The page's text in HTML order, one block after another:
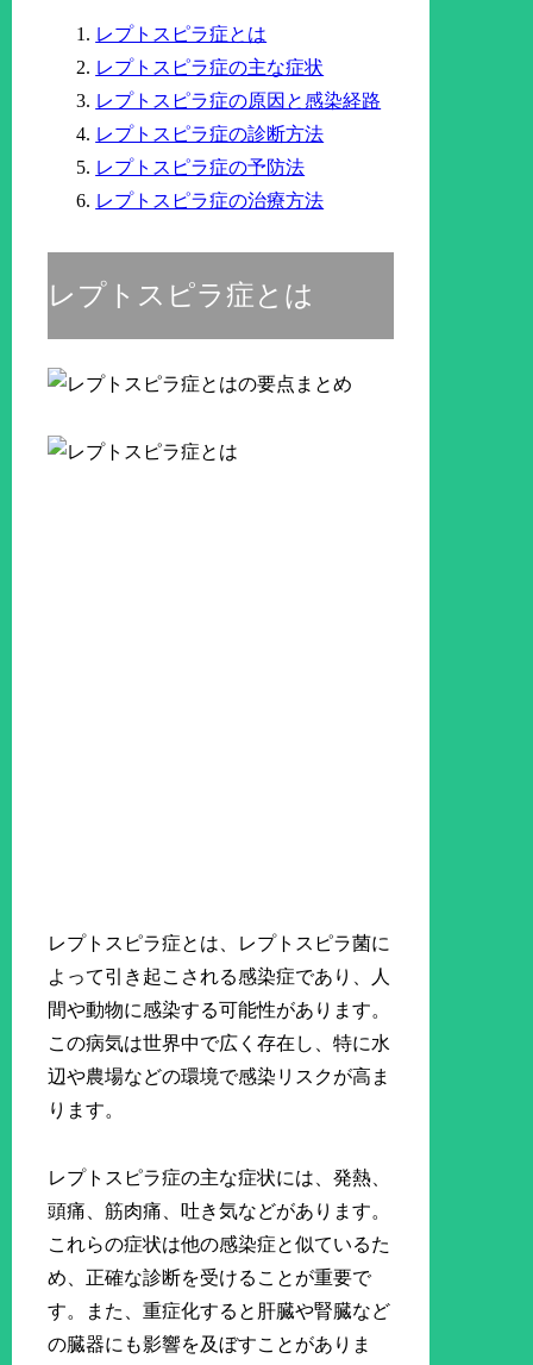
レプトスピラ症とは
レプトスピラ症の主な症状
レプトスピラ症の原因と感染経路
レプトスピラ症の診断方法
レプトスピラ症の予防法
レプトスピラ症の治療方法
レプトスピラ症とは
レプトスピラ症とは、レプトスピラ菌に
よって引き起こされる感染症であり、人
間や動物に感染する可能性があります。
この病気は世界中で広く存在し、特に水
辺や農場などの環境で感染リスクが高ま
ります。
レプトスピラ症の主な症状には、発熱、
頭痛、筋肉痛、吐き気などがあります。
これらの症状は他の感染症と似ているた
め、正確な診断を受けることが重要で
す。また、重症化すると肝臓や腎臓など
の臓器にも影響を及ぼすことがありま